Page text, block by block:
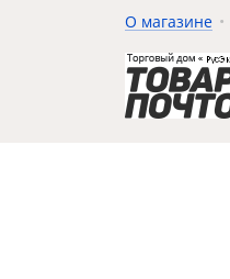
О магазине